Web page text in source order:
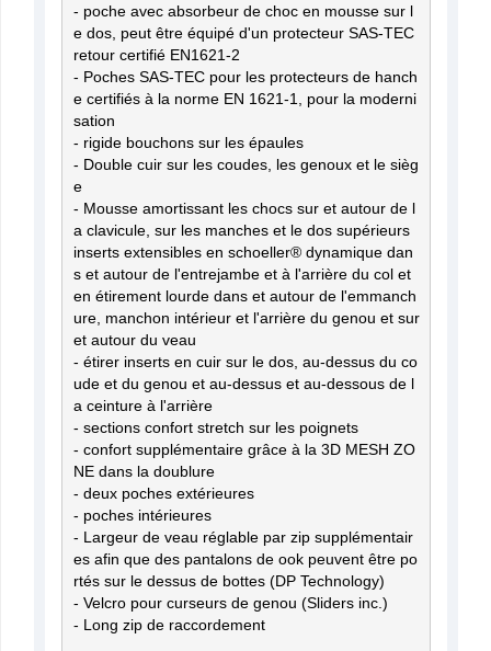
- poche avec absorbeur de choc en mousse sur l
e dos, peut être équipé d'un protecteur SAS-TEC
retour certifié EN1621-2
- Poches SAS-TEC pour les protecteurs de hanch
e certifiés à la norme EN 1621-1, pour la moderni
sation
- rigide bouchons sur les épaules
- Double cuir sur les coudes, les genoux et le sièg
e
- Mousse amortissant les chocs sur et autour de l
a clavicule, sur les manches et le dos supérieurs
inserts extensibles en schoeller® dynamique dan
s et autour de l'entrejambe et à l'arrière du col et
en étirement lourde dans et autour de l'emmanch
ure, manchon intérieur et l'arrière du genou et sur
et autour du veau
- étirer inserts en cuir sur le dos, au-dessus du co
ude et du genou et au-dessus et au-dessous de l
a ceinture à l'arrière
- sections confort stretch sur les poignets
- confort supplémentaire grâce à la 3D MESH ZO
NE dans la doublure
- deux poches extérieures
- poches intérieures
- Largeur de veau réglable par zip supplémentair
es afin que des pantalons de ook peuvent être po
rtés sur le dessus de bottes (DP Technology)
- Velcro pour curseurs de genou (Sliders inc.)
- Long zip de raccordement